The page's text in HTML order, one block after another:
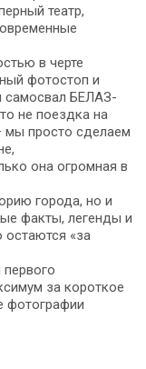
театр,
в черте
фотостоп и
самосвал БЕЛАЗ-
не поездка на
мы просто сделаем
она огромная в
города, но и
факты, легенды и
«за
за короткое
фотографии